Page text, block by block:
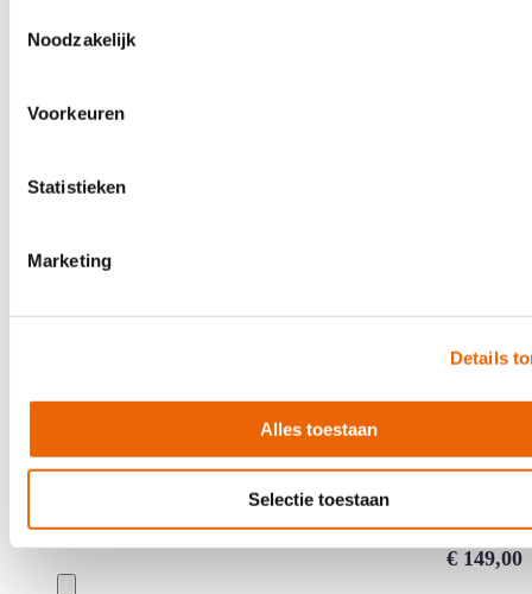
Noodzakelijk
Voorkeuren
Statistieken
Marketing
Details
Alles toestaan
Selectie toestaan
Sonnect SW-C SoundWire
€ 149,00